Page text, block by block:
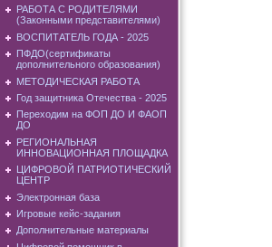
РАБОТА С РОДИТЕЛЯМИ
(Законными представителями)
ВОСПИТАТЕЛЬ ГОДА - 2025
ПФДО(сертификаты
дополнительного образования)
МЕТОДИЧЕСКАЯ РАБОТА
Год защитника Отечества - 2025
Переходим на ФОП ДО И ФАОП
ДО
РЕГИОНАЛЬНАЯ
ИННОВАЦИОННАЯ ПЛОЩАДКА
ЦИФРОВОЙ ПАТРИОТИЧЕСКИЙ
ЦЕНТР
Электронная база
Игровые кейс-задания
Дополнительные материалы